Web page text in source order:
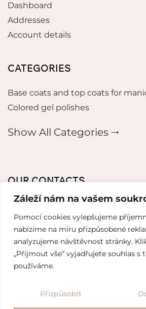
Záleží nám na vašem
Pomocí cookies vylepšujeme
nabízíme na míru přizpůsobené
analyzujeme návštěvnost stránky.
„Přijmout vše“ vyjadřujete souhlas s
používáme.
Přizpůsobit
Dashboard
Addresses
Account details
CATEGORIES
Base coats and top coats for
Colored gel polishes
Show All Categories 🠂
OUR CONTACTS
mikeladzebeauty@gmail.com
+420 773 724 042
Thámova 221, 186 00 Karlín,